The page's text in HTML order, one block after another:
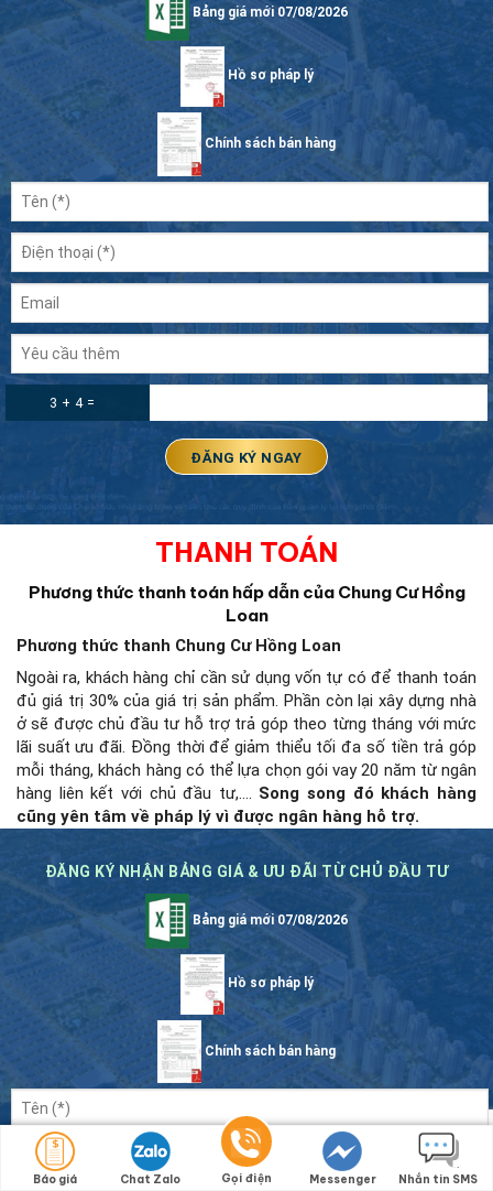
Bảng giá mới 07/08/2026
Hồ sơ pháp lý
Chính sách bán hàng
3 + 4 =
THANH TOÁN
Phương thức thanh toán hấp dẫn của Chung Cư Hồng
Loan
Phương thức thanh Chung Cư Hồng Loan
Ngoài ra, khách hàng chỉ cần sử dụng vốn tự có để thanh toán
đủ giá trị 30% của giá trị sản phẩm. Phần còn lại xây dựng nhà
ở sẽ được chủ đầu tư hỗ trợ trả góp theo từng tháng với mức
lãi suất ưu đãi. Đồng thời để giảm thiểu tối đa số tiền trả góp
mỗi tháng, khách hàng có thể lựa chọn gói vay 20 năm từ ngân
hàng liên kết với chủ đầu tư,…. Song song đó khách hàng
cũng yên tâm về pháp lý vì được ngân hàng hỗ trợ.
ĐĂNG KÝ NHẬN BẢNG GIÁ & ƯU ĐÃI TỪ CHỦ ĐẦU TƯ
Bảng giá mới 07/08/2026
Hồ sơ pháp lý
Chính sách bán hàng
Báo giá Chat Zalo Gọi điện Messenger Nhắn tin SMS